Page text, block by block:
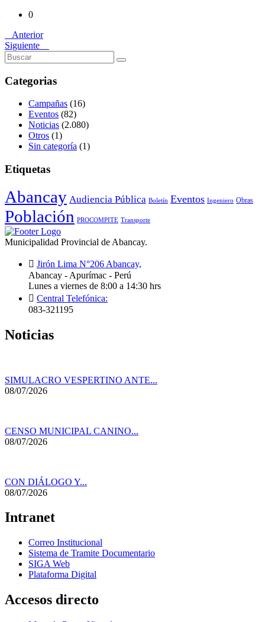
0
Anterior
Siguiente
Categorias
Campañas (16)
Eventos (82)
Noticias (2.080)
Otros (1)
Sin categoría (1)
Etiquetas
Abancay Audiencia Pública Boletín Eventos Ingeniero Obras
Población PROCOMPITE Transporte
Municipalidad Provincial de Abancay.
Jirón Lima N°206 Abancay,
Abancay - Apurímac - Perú
Lunes a viernes de 8:00 a 14:30 hrs
Central Telefónica:
083-321195
Noticias
SIMULACRO VESPERTINO ANTE...
08/07/2026
CENSO MUNICIPAL CANINO...
08/07/2026
CON DIÁLOGO Y...
08/07/2026
Intranet
Correo Institucional
Sistema de Tramite Documentario
SIGA Web
Plataforma Digital
Accesos directo